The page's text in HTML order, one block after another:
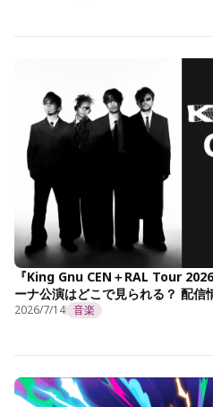
『King Gnu CEN＋RAL Tour
ーナ公演はどこで見られる？ 配信
2026/7/14 音楽